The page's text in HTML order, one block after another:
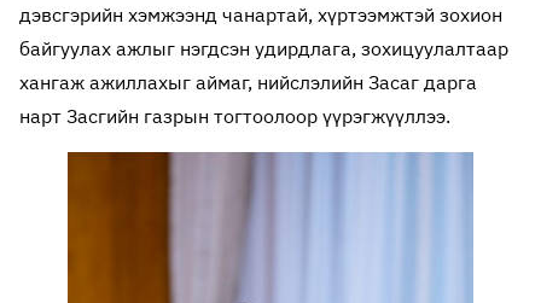
дэвсгэрийн хэмжээнд чанартай, хүртээмжтэй зохион
байгуулах ажлыг нэгдсэн удирдлага, зохицуулалтаар
хангаж ажиллахыг аймаг, нийслэлийн Засаг дарга
нарт Засгийн газрын тогтоолоор үүрэгжүүллээ.